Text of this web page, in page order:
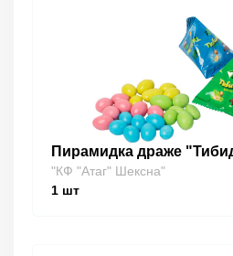
Пирамидка драже
"КФ "Атаг" Шексна"
1 шт